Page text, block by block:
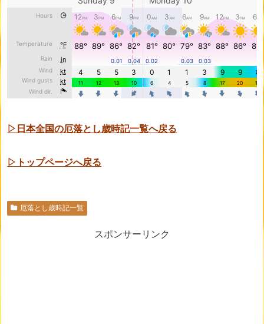
▷日本全国の厄落とし歳時記一覧へ戻る
▷トップページへ戻る
厄落とし歳時記一覧
スポンサーリンク